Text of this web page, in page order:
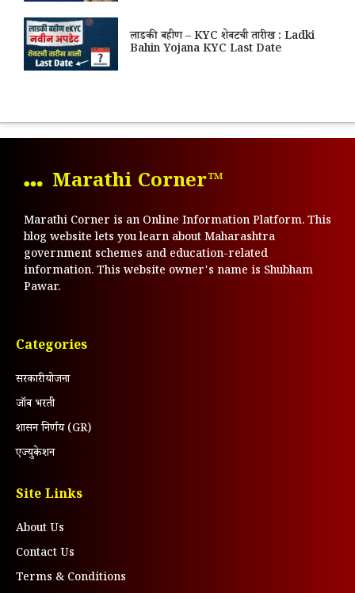
लाडकी बहीण – KYC शेवटची तारीख : Ladki
Bahin Yojana KYC Last Date
Marathi Corner™
Marathi Corner is an Online Information Platform. This
blog website lets you learn about Maharashtra
government schemes and education-related
information. This website owner's name is Shubham
Pawar.
Categories
सरकारी योजना
जॉब भरती
शासन निर्णय (GR)
एज्युकेशन
Site Links
About Us
Contact Us
Terms & Conditions